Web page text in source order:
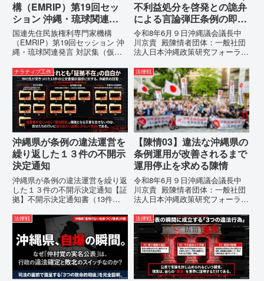
構（EMRIP）第19回セッ
ション 沖縄・琉球関連発
言 対訳集（仮訳）
国連先住民族権利専門家機構
（EMRIP）第19回セッション 沖
縄・琉球関連発言 対訳集（仮
（EMRIP）の各会合において行
われた、沖縄・琉球の先住民族指
定、PFAS（有機フッ素化合物）
問題、米軍基地、伝統文化（...
不利益処分を啓発との詭弁
による言論弾圧条例の即時
運用停止を求める陳情
令和8年6月９日沖縄議会議長中
川京貴 殿陳情者団体：一般社団
法人日本沖縄政策研究フォーラム
所：沖縄県那覇市電 話：
080- 実名公表という不利益処分
を啓発との詭弁による言論弾圧条
例の即時運用停止を求める陳情
1...
ナラティブ工作
沖縄県が条例の違法運営を
繰り返した１３件の不開示
決定通知
沖縄県が条例の違法運営を繰り返
した１３件の不開示決定通知【証
拠】不開示決定通知書（13件）
が請求した「差別認定の根拠」に
対し、県は全て非開示・存否応答
拒否を突きつけました。これは、
彼らが行政手続きの正当性を失
法律戦
【陳情03】違法な沖縄県の
条例運用が改善されるまで
運用停止を求める陳情
令和8年6月９日沖縄議会議長中
川京貴 殿陳情者団体：一般社団
法人日本沖縄政策研究フォーラム
所：沖縄県那覇市電 話：080-違
法な沖縄県の条例運用が改善され
るまで運用停止を求める陳情陳情
の趣旨沖縄県は、「沖縄県...
法律戦 法律戦